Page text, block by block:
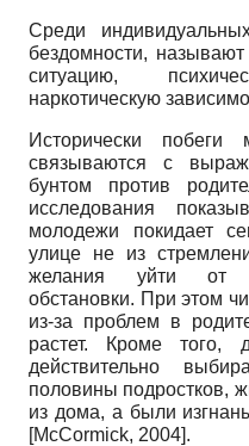
Среди
бездомности,
ситуацию,
наркотическую
Исторически
связываются с
бунтом против
исследования
молодежи покидает
улице не из
желания уйти от
обстановки. При этом
из-за проблем в
растет. Кроме того,
действительно
половины подростков,
из дома, а были
[McCormick, 2004].